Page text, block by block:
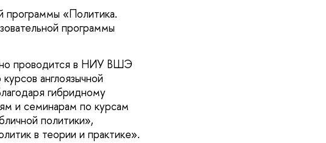
программы «Политика.
программы
проводится в НИУ ВШЭ
англоязычной
гибридному
и семинарам по курсам
политики»,
в теории и практике».